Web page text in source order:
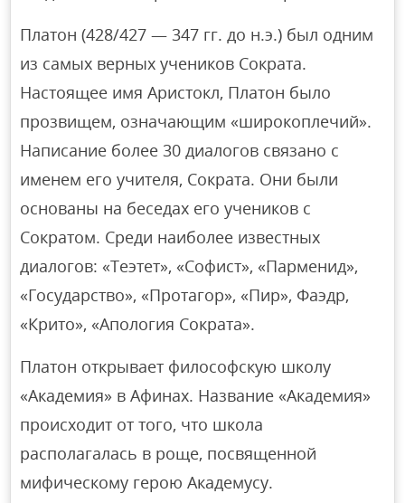
Платон (428/427 — 347 гг. до н.э.) был одним
из самых верных учеников Сократа.
Настоящее имя Аристокл, Платон было
прозвищем, означающим «широкоплечий».
Написание более 30 диалогов связано с
именем его учителя, Сократа. Они были
основаны на беседах его учеников с
Сократом. Среди наиболее известных
диалогов: «Теэтет», «Софист», «Парменид»,
«Государство», «Протагор», «Пир», Фаэдр,
«Крито», «Апология Сократа».
Платон открывает философскую школу
«Академия» в Афинах. Название «Академия»
происходит от того, что школа
располагалась в роще, посвященной
мифическому герою Академусу.